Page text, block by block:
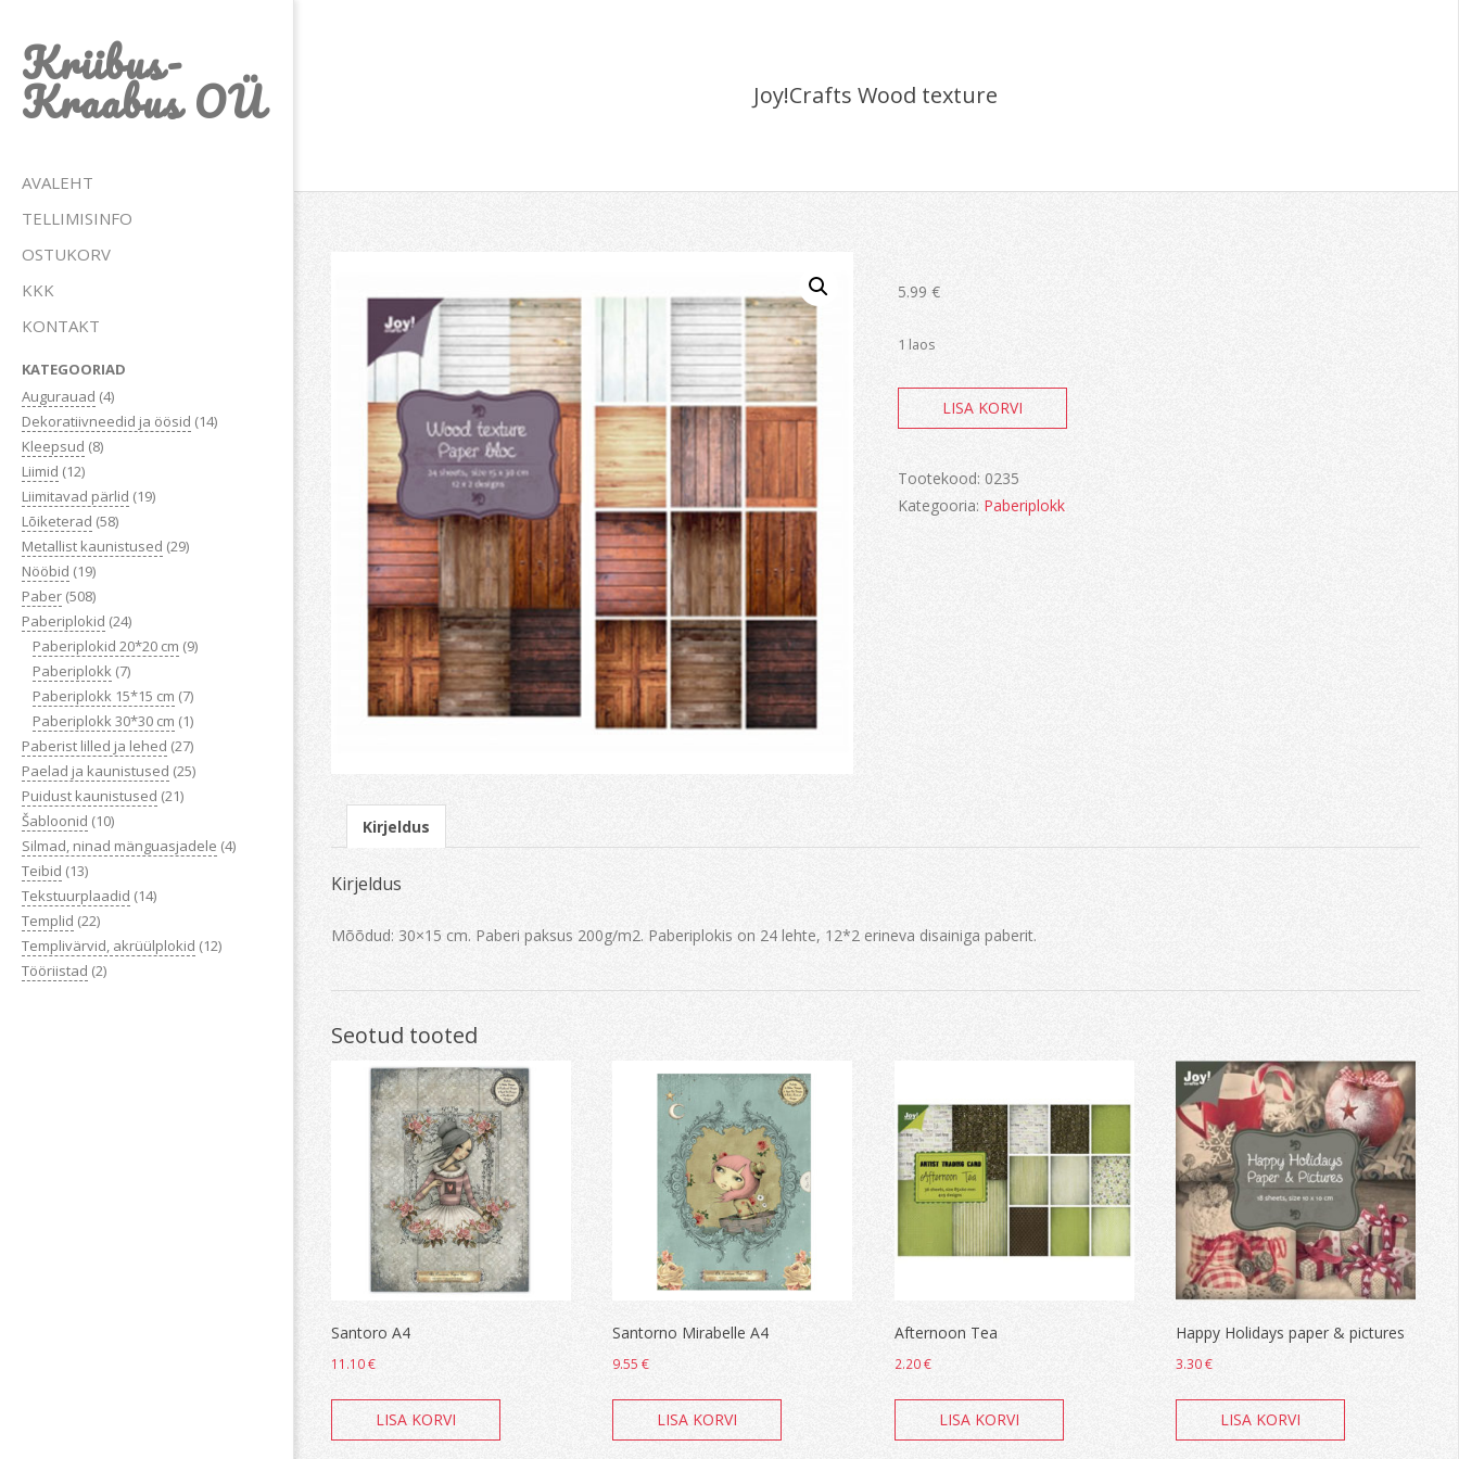
content
Kriibus-
Kraabus OÜ
Primary
Menu
AVALEHT
TELLIMISINFO
OSTUKORV
KKK
KONTAKT
KATEGOORIAD
Augurauad (4)
Dekoratiivneedid ja öösid (14)
Kleepsud (8)
Liimid (12)
Liimitavad pärlid (19)
Lõiketerad (58)
Metallist kaunistused (29)
Nööbid (19)
Paber (508)
Paberiplokid (24)
Paberiplokid 20*20 cm (9)
Paberiplokk (7)
Paberiplokk 15*15 cm (7)
Paberiplokk 30*30 cm (1)
Paberist lilled ja lehed (27)
Paelad ja kaunistused (25)
Puidust kaunistused (21)
Šabloonid (10)
Silmad, ninad mänguasjadele (4)
Teibid (13)
Tekstuurplaadid (14)
Templid (22)
Templivärvid, akrüülplokid (12)
Tööriistad (2)
Joy!Crafts Wood texture
5.99 €
1 laos
Joy!Crafts
texture
LISA KORVI
Tootekood: 0235
Kategooria: Paberiplokk
Kirjeldus
Kirjeldus
Mõõdud: 30×15 cm. Paberi paksus 200g/m2. Paberiplokis on 24 lehte, 12*2 erineva disainiga paberit.
Seotud tooted
Santoro A4
11.10€
LISA KORVI
Santorno Mirabelle A4
9.55€
LISA KORVI
Afternoon Tea
2.20€
LISA KORVI
Happy Holidays paper & pictures
3.30€
LISA KORVI